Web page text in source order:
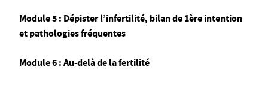
Module 5 : Dépister l’infertilité, bilan de 1ère intention
et pathologies fréquentes
Module 6 : Au-delà de la fertilité